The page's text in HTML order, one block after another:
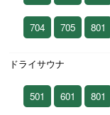
704 705 801
ドライサウナ
501 601 801